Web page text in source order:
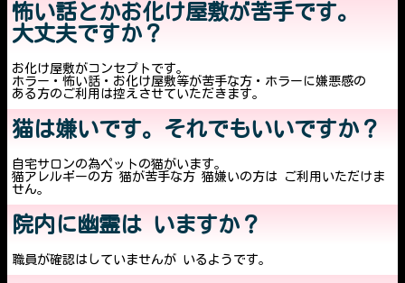
怖い話とかお化け屋敷が苦手です。
大丈夫ですか？
お化け屋敷がコンセプトです。
ホラー・怖い話・お化け屋敷等が苦手な方・ホラーに嫌悪感の
ある方のご利用は控えさせていただきます。
猫は嫌いです。それでもいいですか？
自宅サロンの為ペットの猫がいます。
猫アレルギーの方 猫が苦手な方 猫嫌いの方は ご利用いただけま
せん。
院内に幽霊は いますか？
職員が確認はしていませんが いるようです。